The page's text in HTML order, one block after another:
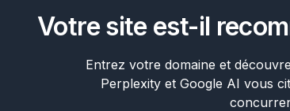
Votre site est-il
Entrez votre domaine et
Perplexity et Google AI vous